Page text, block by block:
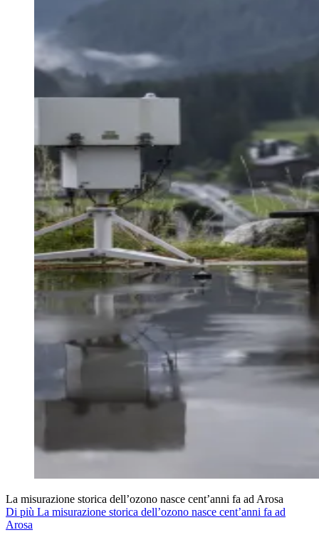
La misurazione storica dell’ozono nasce cent’anni fa ad Arosa
Di più La misurazione storica dell’ozono nasce cent’anni fa ad
Arosa